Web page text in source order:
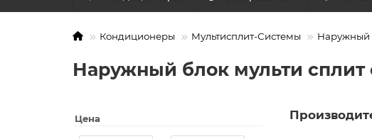
Кондиционеры Мультисплит-Системы Наружный
Наружный блок мульти
Цена